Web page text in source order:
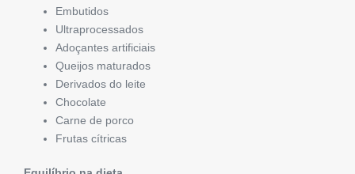
Embutidos
Ultraprocessados
Adoçantes artificiais
Queijos maturados
Derivados do leite
Chocolate
Carne de porco
Frutas cítricas